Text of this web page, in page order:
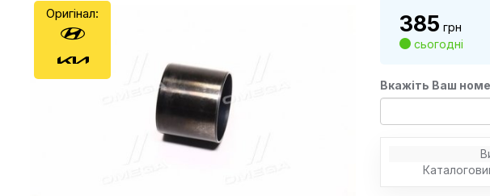
Оригінал: 385 грн
сьогодні
Вкажіть Ваш